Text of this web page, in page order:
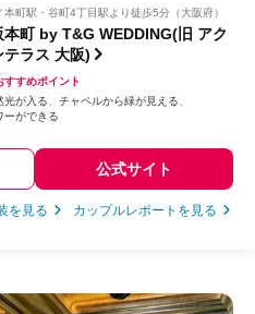
本町駅・谷町4丁目駅より徒歩5分（大阪府）
本町 by T&G WEDDING(旧 アク
テラス 大阪)
すすめポイント
光が入る
チャペルから緑が見える
ーができる
公式サイト
を見る カップルレポートを見る